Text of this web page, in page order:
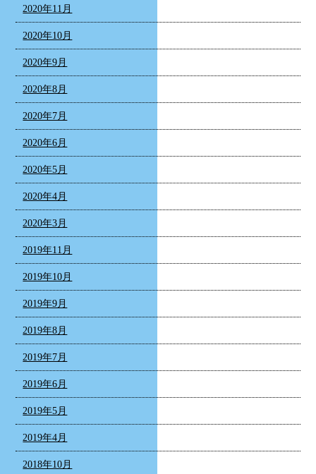
2020年11月
2020年10月
2020年9月
2020年8月
2020年7月
2020年6月
2020年5月
2020年4月
2020年3月
2019年11月
2019年10月
2019年9月
2019年8月
2019年7月
2019年6月
2019年5月
2019年4月
2018年10月